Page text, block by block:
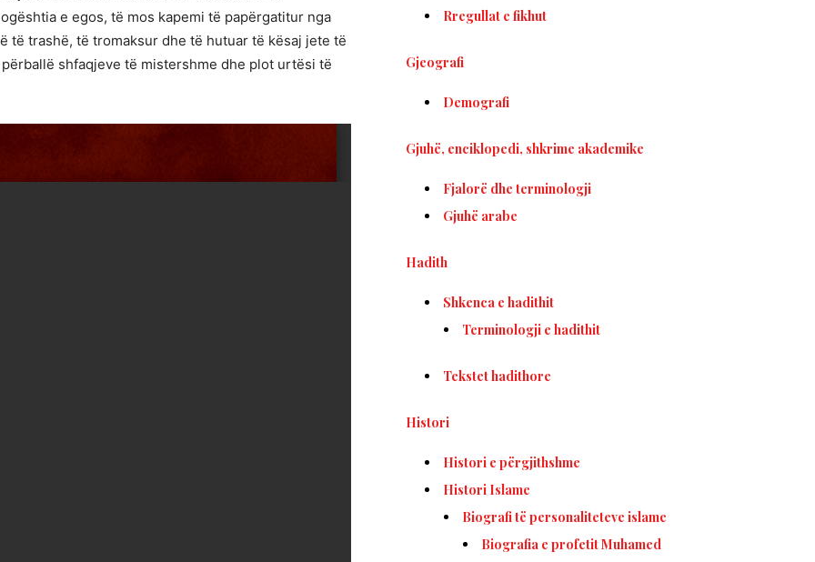
e egos, të mos kapemi të papërgatitur nga
të trashë, të tromaksur dhe të hutuar të kësaj jete të
shfaqjeve të mistershme dhe plot urtësi të
Rregullat e fikhut
Gjeografi
Demografi
Gjuhë, enciklopedi, shkrime akademike
Fjalorë dhe terminologji
Gjuhë arabe
Hadith
Shkenca e hadithit
Terminologji e hadithit
Tekstet hadithore
Histori
Histori e përgjithshme
Histori Islame
Biografi të personaliteteve islame
Biografia e profetit Muhamed